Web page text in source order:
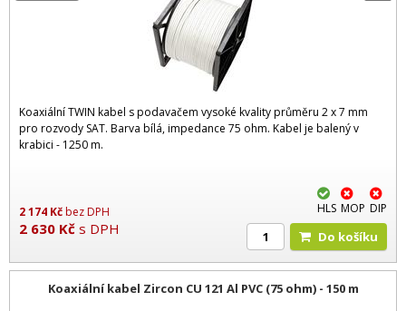
Koaxiální TWIN kabel s podavačem vysoké kvality průměru 2 x 7 mm
pro rozvody SAT. Barva bílá, impedance 75 ohm. Kabel je balený v
krabici - 1250 m.
2 174 Kčbez DPH
2 630 Kč s DPH
HLS MOP DIP
Do košíku
Koaxiální kabel Zircon CU 121 Al PVC (75 ohm) - 150 m